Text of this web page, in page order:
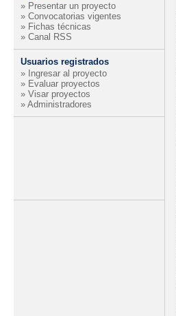
» Presentar un proyecto
» Convocatorias vigentes
» Fichas técnicas
» Canal RSS
Usuarios registrados
» Ingresar al proyecto
» Evaluar proyectos
» Visar proyectos
» Administradores